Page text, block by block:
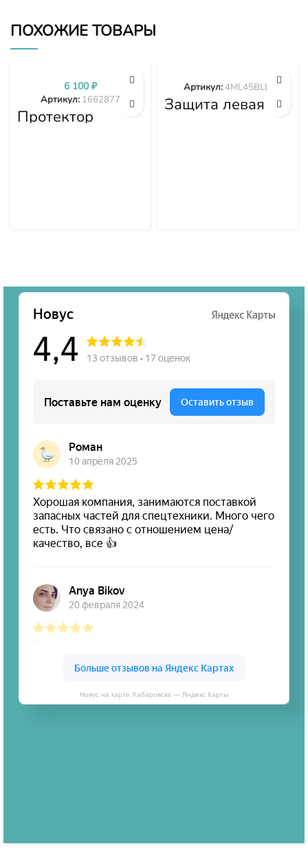
ПОХОЖИЕ ТОВАРЫ
Протектор
1662877
Артикул: 1662877
6 100₽
Защита левая
4ML45BLD
Артикул:4ML45BLD
Новус на карте Хабаровска — Яндекс Карты